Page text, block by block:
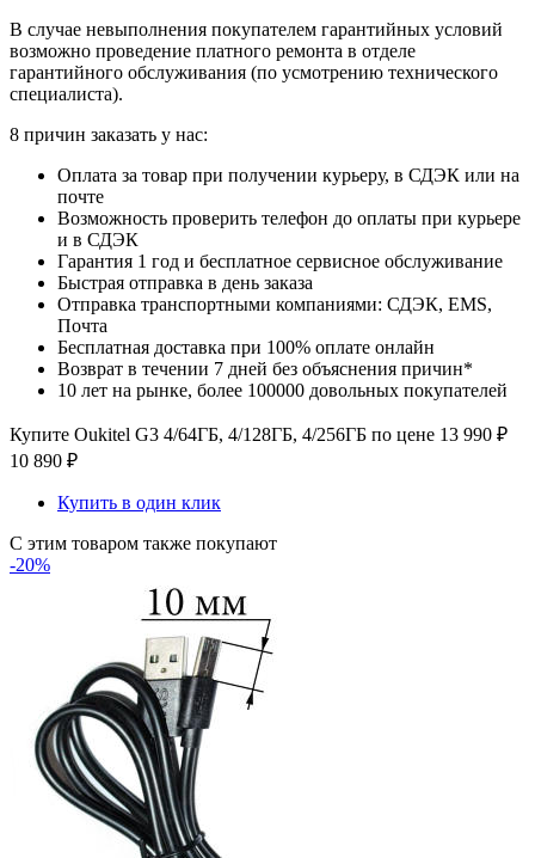
В случае невыполнения покупателем гарантийных условий
возможно проведение платного ремонта в отделе
гарантийного обслуживания (по усмотрению технического
специалиста).
8 причин заказать у нас:
Оплата за товар при получении курьеру, в СДЭК или на
почте
Возможность проверить телефон до оплаты при курьере
и в СДЭК
Гарантия 1 год и бесплатное сервисное обслуживание
Быстрая отправка в день заказа
Отправка транспортными компаниями: СДЭК, EMS,
Почта
Бесплатная доставка при 100% оплате онлайн
Возврат в течении 7 дней без объяснения причин*
10 лет на рынке, более 100000 довольных покупателей
Купите Oukitel G3 4/64ГБ, 4/128ГБ, 4/256ГБ по цене 13 990 ₽
10 890 ₽
Купить в один клик
С этим товаром также покупают
-20%